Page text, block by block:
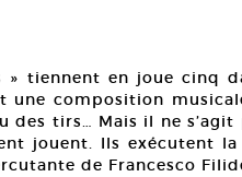
tiennent en joue cinq
une composition
tirs… Mais il ne s’agit
jouent. Ils exécutent la
de Francesco